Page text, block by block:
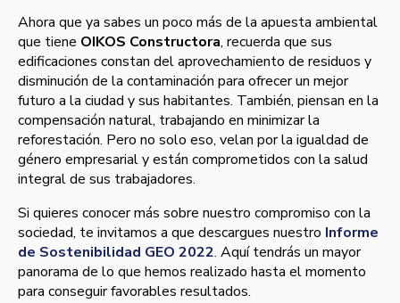
Ahora que ya sabes un poco más de la apuesta ambiental
que tiene OIKOS Constructora, recuerda que sus
edificaciones constan del aprovechamiento de residuos y
disminución de la contaminación para ofrecer un mejor
futuro a la ciudad y sus habitantes. También, piensan en la
compensación natural, trabajando en minimizar la
reforestación. Pero no solo eso, velan por la igualdad de
género empresarial y están comprometidos con la salud
integral de sus trabajadores.
Si quieres conocer más sobre nuestro compromiso con la
sociedad, te invitamos a que descargues nuestro Informe
de Sostenibilidad GEO 2022. Aquí tendrás un mayor
panorama de lo que hemos realizado hasta el momento
para conseguir favorables resultados.